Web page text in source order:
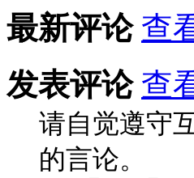
最新评论 查
发表评论 查
请自觉遵守
的言论。